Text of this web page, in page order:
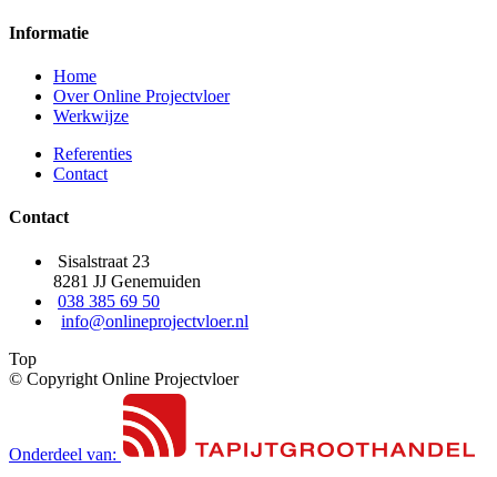
Informatie
Home
Over Online Projectvloer
Werkwijze
Referenties
Contact
Contact
Sisalstraat 23
8281 JJ Genemuiden
038 385 69 50
info@onlineprojectvloer.nl
Top
© Copyright Online Projectvloer
Onderdeel van: